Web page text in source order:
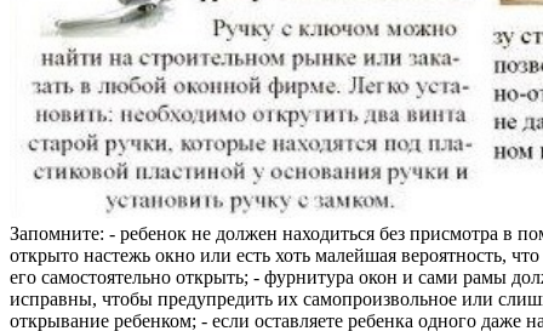
Запомните: - ребенок не должен находиться без присмотра в
открыто настежь окно или есть хоть малейшая вероятность,
его самостоятельно открыть; - фурнитура окон и сами рамы
исправны, чтобы предупредить их самопроизвольное или
открывание ребенком; - если оставляете ребенка одного даже